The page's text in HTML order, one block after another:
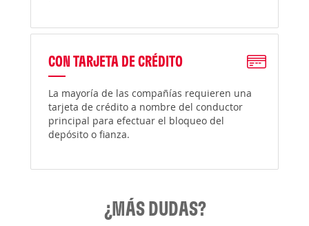
CON TARJETA DE CRÉDITO
La mayoría de las compañías requieren una
tarjeta de crédito a nombre del conductor
principal para efectuar el bloqueo del
depósito o fianza.
¿MÁS DUDAS?